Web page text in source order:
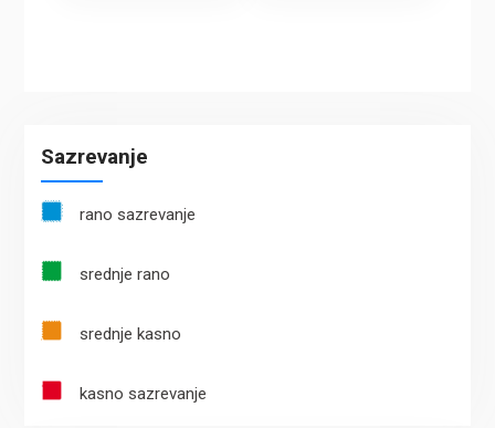
Sazrevanje
rano sazrevanje
srednje rano
srednje kasno
kasno sazrevanje